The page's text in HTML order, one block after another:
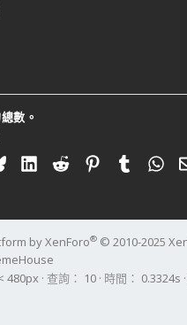
數。
BlueskyLinkedIn
RedditPinterest
by XenForo® © 2010-2025
查詢 10 時間 0.3324s